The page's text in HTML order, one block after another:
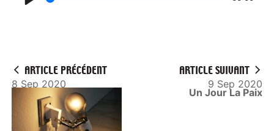
ARTICLE PRÉCÉDENT
8 Sep 2020
ARTICLE SUIVANT
9 Sep 2020
Un Jour La Paix